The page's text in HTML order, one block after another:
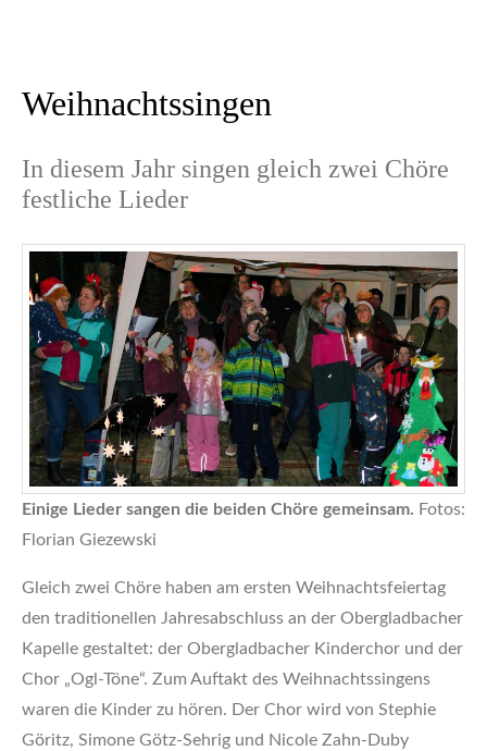
Weihnachtssingen
In diesem Jahr singen gleich zwei Chöre
festliche Lieder
Einige Lieder sangen die beiden Chöre gemeinsam. Fotos:
Florian Giezewski
Gleich zwei Chöre haben am ersten Weihnachtsfeiertag
den traditionellen Jahresabschluss an der Obergladbacher
Kapelle gestaltet: der Obergladbacher Kinderchor und der
Chor „Ogl-Töne“. Zum Auftakt des Weihnachtssingens
waren die Kinder zu hören. Der Chor wird von Stephie
Göritz, Simone Götz-Sehrig und Nicole Zahn-Duby